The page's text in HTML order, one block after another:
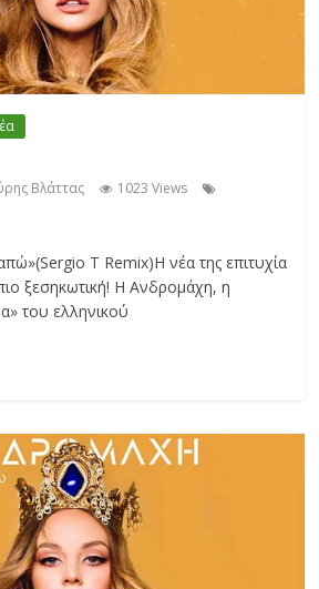
Βλάττας
1023 Views
T Remix)Η νέα της επιτυχία
ξεσηκωτική! Η Ανδρομάχη, η
του ελληνικού